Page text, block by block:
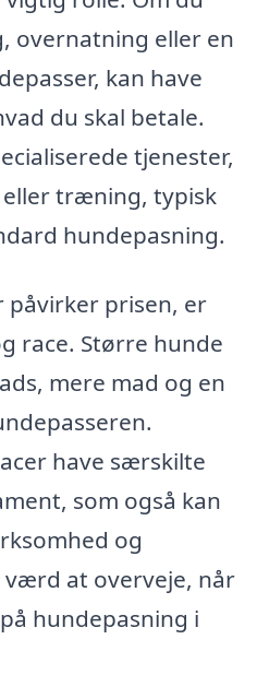
overnatning eller en
kan have
du skal betale.
tjenester,
eller træning, typisk
hundepasning.
påvirker prisen, er
race. Større hunde
mere mad og en
have særskilte
som også kan
og
værd at overveje, når
hundepasning i